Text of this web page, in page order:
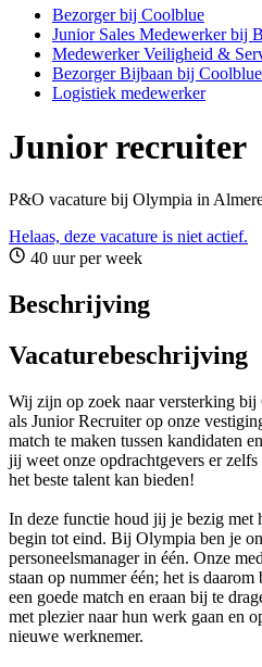
Bezorger bij Coolblue
Junior Sales Medewerker bij
Medewerker Veiligheid &
Bezorger Bijbaan bij Coolblue
Logistiek medewerker
Junior recruiter
P&O vacature bij Olympia in
Helaas, deze vacature is niet actief.
40 uur per week
Beschrijving
Vacaturebeschrijving
Wij zijn op zoek naar versterking
als Junior Recruiter op onze
match te maken tussen kandidaten
jij weet onze opdrachtgevers er
het beste talent kan bieden!
In deze functie houd jij je bezig met
begin tot eind. Bij Olympia ben je
personeelsmanager in één. Onze
staan op nummer één; het is
een goede match en eraan bij te
met plezier naar hun werk gaan en
nieuwe werknemer.